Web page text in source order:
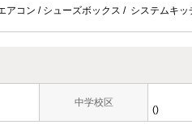
アコン / シューズボックス / システムキッ
中学校区
()